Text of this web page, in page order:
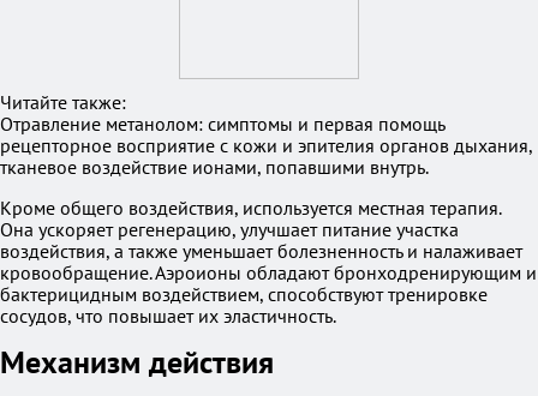
Читайте также:
Отравление метанолом: симптомы и первая помощь
рецепторное восприятие с кожи и эпителия органов дыхания,
тканевое воздействие ионами, попавшими внутрь.
Кроме общего воздействия, используется местная терапия.
Она ускоряет регенерацию, улучшает питание участка
воздействия, а также уменьшает болезненность и налаживает
кровообращение. Аэроионы обладают бронходренирующим и
бактерицидным воздействием, способствуют тренировке
сосудов, что повышает их эластичность.
Механизм действия